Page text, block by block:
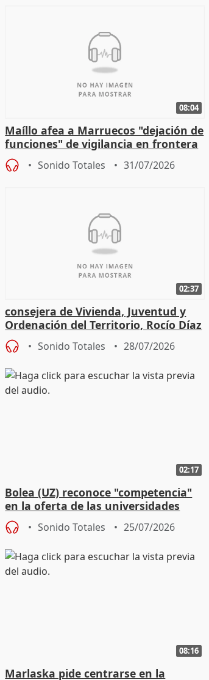
08:04
Maíllo afea a Marruecos "dejación de
funciones" de vigilancia en frontera
con Ceuta
Sonido Totales 31/07/2026
02:37
consejera de Vivienda, Juventud y
Ordenación del Territorio, Rocío Díaz
Sonido Totales 28/07/2026
02:17
Bolea (UZ) reconoce "competencia"
en la oferta de las universidades
privadas
Sonido Totales 25/07/2026
08:16
Marlaska pide centrarse en la